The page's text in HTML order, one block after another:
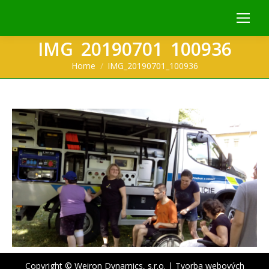
IMG_20190701_100936
You are here:
Home IMG_20190701_100936
Copyright © Weiron Dynamics, s.r.o. | Tvorba webových